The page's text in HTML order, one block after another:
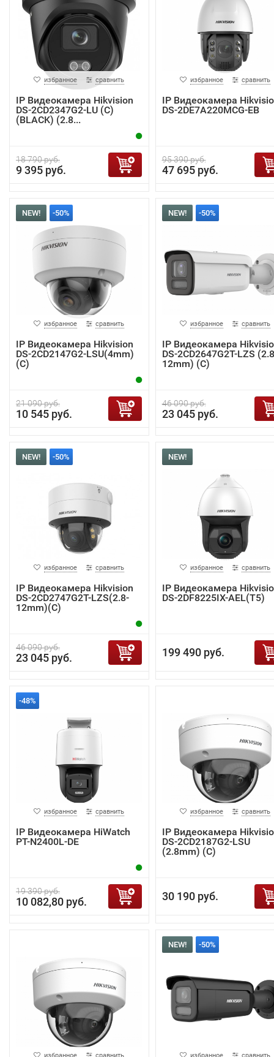
избранное сравнить
IP Видеокамера Hikvision
DS-2CD2347G2-LU (C)
(BLACK) (2.8...
18 790 руб.
9 395 руб.
избранное сравнить
IP Видеокамера
DS-2DE7A220MCG-EB
95 390 руб.
47 695 руб.
NEW! -50%
избранное сравнить
IP Видеокамера Hikvision
DS-2CD2147G2-LSU(4mm)
(C)
21 090 руб.
10 545 руб.
NEW! -50%
избранное сравнить
IP Видеокамера
DS-2CD2647G2T-LZS
12mm) (C)
46 090 руб.
23 045 руб.
NEW! -50%
избранное сравнить
IP Видеокамера Hikvision
DS-2CD2747G2T-LZS(2.8-
12mm)(C)
46 090 руб.
23 045 руб.
NEW!
избранное сравнить
IP Видеокамера
DS-2DF8225IX-AEL(T5)
199 490 руб.
-48%
избранное сравнить
IP Видеокамера HiWatch
PT-N2400L-DE
19 390 руб.
10 082,80 руб.
избранное сравнить
IP Видеокамера
DS-2CD2187G2-LSU
(2.8mm) (C)
30 190 руб.
избранное сравнить
NEW! -50%
избранное сравнить